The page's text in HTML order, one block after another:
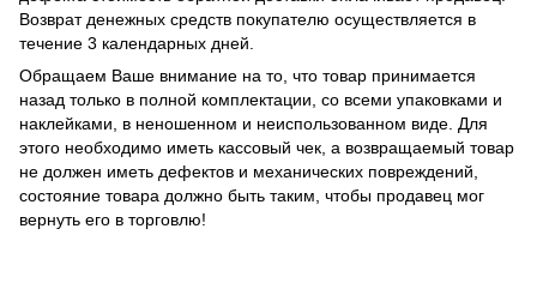
Возврат денежных средств покупателю осуществляется в
течение 3 календарных дней.
Обращаем Ваше внимание на то, что товар принимается
назад только в полной комплектации, со всеми упаковками и
наклейками, в неношенном и неиспользованном виде. Для
этого необходимо иметь кассовый чек, а возвращаемый товар
не должен иметь дефектов и механических повреждений,
состояние товара должно быть таким, чтобы продавец мог
вернуть его в торговлю!